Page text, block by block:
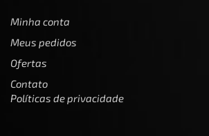
Minha conta
Meus pedidos
Ofertas
Contato
Políticas de privacidade